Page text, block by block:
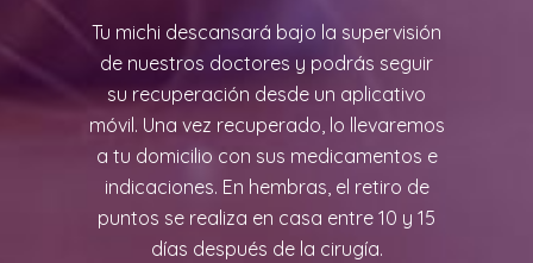
Tu michi descansará bajo la supervisión
de nuestros doctores y podrás seguir
su recuperación desde un aplicativo
móvil. Una vez recuperado, lo llevaremos
a tu domicilio con sus medicamentos e
indicaciones. En hembras, el retiro de
puntos se realiza en casa entre 10 y 15
días después de la cirugía.